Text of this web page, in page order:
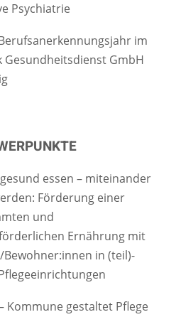
Psychiatrie
im
Gesundheitsdienst GmbH
essen – miteinander
Förderung einer
und
Ernährung mit
Bewohner:innen in (teil)-
Kommune gestaltet Pflege